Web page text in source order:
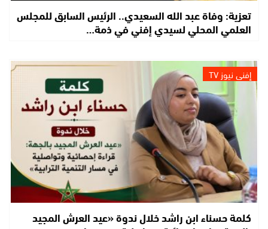
تعزية: وفاة عبد الله السعيدي.. الرئيس السابق للمجلس
العلمي المحلي لسيدي إفني في ذمة…
إفني نيوز TV
كلمة حسناء ابن راشد خلال ندوة «عيد العرش المجيد